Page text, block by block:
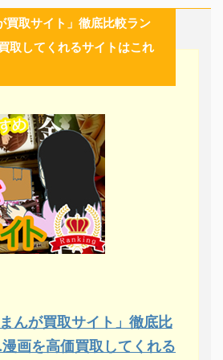
買取サイト」徹底比較ラン
取してくれるサイトはこれ
んが買取サイト」徹底比
画を高価買取してくれる